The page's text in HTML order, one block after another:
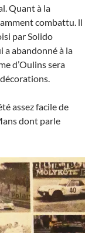
Quant à la
combattu. ll
par Solido
a abandonné à la
d’Oulins sera
assez facile de
dont parle